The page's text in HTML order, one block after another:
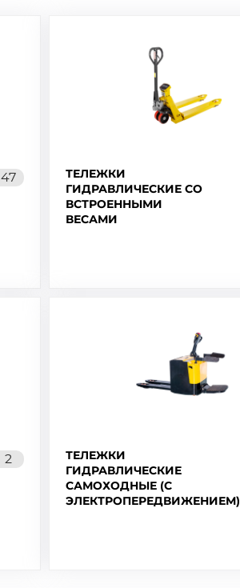
47
ТЕЛЕЖКИ
ГИДРАВЛИЧЕСКИЕ СО
ВСТРОЕННЫМИ
ВЕСАМИ
2
ТЕЛЕЖКИ
ГИДРАВЛИЧЕСКИЕ
САМОХОДНЫЕ (C
ЭЛЕКТРОПЕРЕДВИЖЕНИЕМ)